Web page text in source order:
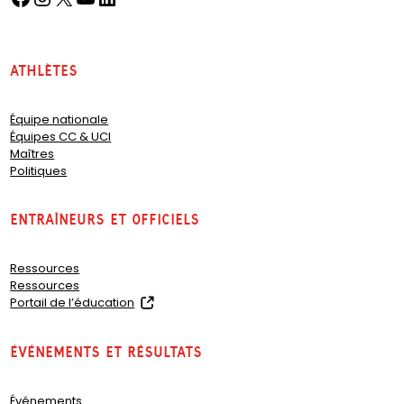
Athlètes
Équipe nationale
Équipes CC & UCI
Maîtres
Politiques
Entraîneurs et officiels
Ressources
Ressources
Portail de l’éducation
e
Événements et résultats